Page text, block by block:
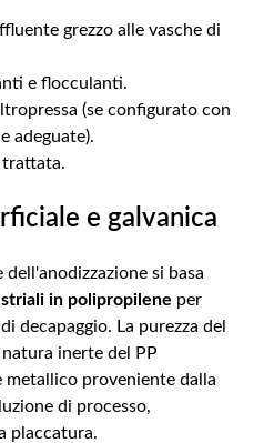
grezzo alle vasche di
e flocculanti.
(se configurato con
adeguate).
trattata.
e galvanica
dell'anodizzazione si basa
in polipropilene per
decapaggio. La purezza del
inerte del PP
metallico proveniente dalla
di processo,
placcatura.